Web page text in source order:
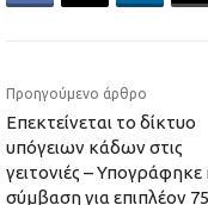
Προηγούμενο άρθρο
Επεκτείνεται το δίκτυο
υπόγειων κάδων στις
γειτονιές – Υπογράφηκε
σύμβαση για επιπλέον 75